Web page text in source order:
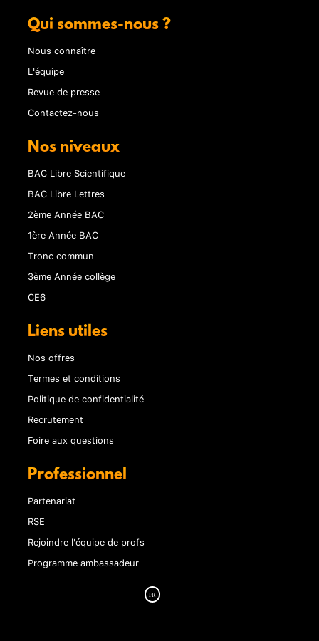
Qui sommes-nous ?
Nous connaître
L'équipe
Revue de presse
Contactez-nous
Nos niveaux
BAC Libre Scientifique
BAC Libre Lettres
2ème Année BAC
1ère Année BAC
Tronc commun
3ème Année collège
CE6
Liens utiles
Nos offres
Termes et conditions
Politique de confidentialité
Recrutement
Foire aux questions
Professionnel
Partenariat
RSE
Rejoindre l'équipe de profs
Programme ambassadeur